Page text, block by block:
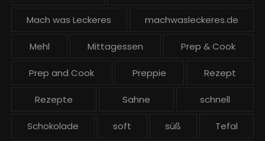
Mach was Leckeres machwasleckeres.de
Mehl Mittagessen Prep & Cook
Prep and Cook Preppie Rezept
Rezepte Sahne schnell
Schokolade soft süß Tefal